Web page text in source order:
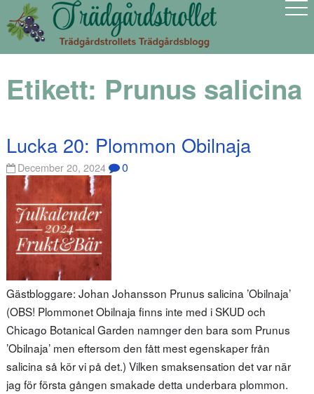
Etikett: Prunus salicina
Lucka 20: Plommon Obilnaja
December 20, 2024 0
Gästbloggare: Johan Johansson Prunus salicina ’Obilnaja’
(OBS! Plommonet Obilnaja finns inte med i SKUD och
Chicago Botanical Garden namnger den bara som Prunus
’Obilnaja’ men eftersom den fått mest egenskaper från
salicina så kör vi på det.) Vilken smaksensation det var när
jag för första gången smakade detta underbara plommon.